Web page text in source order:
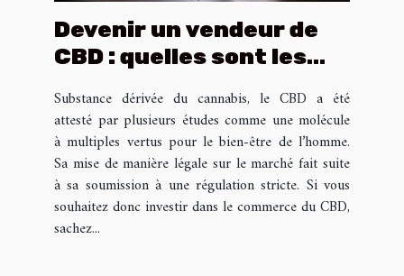
Devenir un vendeur de
CBD : quelles sont les
indispensables ?
Substance dérivée du cannabis, le CBD a été
attesté par plusieurs études comme une molécule
à multiples vertus pour le bien-être de l’homme.
Sa mise de manière légale sur le marché fait suite
à sa soumission à une régulation stricte. Si vous
souhaitez donc investir dans le commerce du CBD,
sachez...